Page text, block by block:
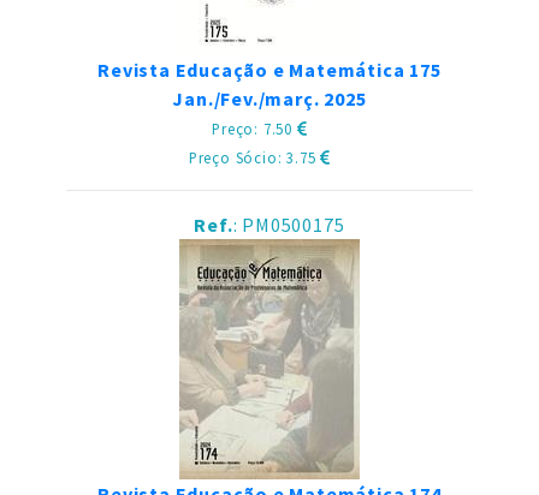
Revista Educação e Matemática 175
Jan./Fev./març. 2025
Preço: 7.50
Preço Sócio: 3.75
Ref.: PM0500175